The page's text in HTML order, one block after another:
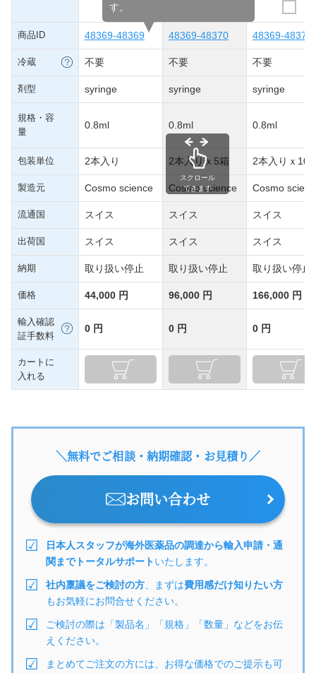
す。
商品ID 48369-48369 48369-48370 48369-48371
冷蔵 不要 不要 不要
剤型 syringe syringe syringe
規格・容
量
0.8ml 0.8ml 0.8ml
包装単位 2本入り 2本入りｘ5箱 2本入りｘ10
製造元 Cosmo science Cosmo science Cosmo
流通国 スイス スイス スイス
出荷国 スイス スイス スイス
納期 取り扱い停止 取り扱い停止 取り扱い停止
価格 44,000 円 96,000 円 166,000 円
輸入確認
証手数料
0 円 0 円 0 円
カートに
入れる
スクロール
できます
＼無料でご相談・納期確認・お見積り／
お問い合わせ
日本人スタッフが海外医薬品の調達から輸入申請・通
関までトータルサポートいたします。
社内稟議をご検討の方 、まずは費用感だけ知りたい方
もお気軽にお問合せください。
ご検討の際は「製品名」「規格」「数量」などをお伝
えください。
まとめてご注文の方には、お得な価格でのご提示も可